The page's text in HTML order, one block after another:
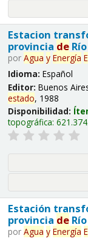
Estacion
provincia de
por Agua y Energía
Idioma: Español
Editor: Buenos
estado, 1988
Disponibilidad:
topográfica:
Estación
provincia de
por Agua y Energía